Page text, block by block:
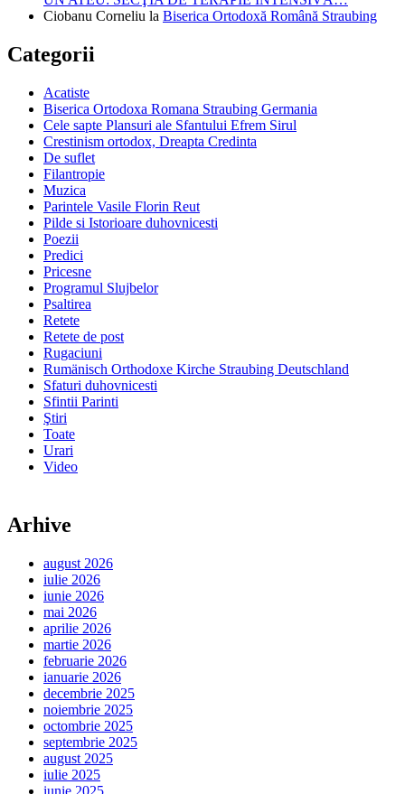
Ciobanu Corneliu la Biserica Ortodoxă Română Straubing
Categorii
Acatiste
Biserica Ortodoxa Romana Straubing Germania
Cele sapte Plansuri ale Sfantului Efrem Sirul
Crestinism ortodox, Dreapta Credinta
De suflet
Filantropie
Muzica
Parintele Vasile Florin Reut
Pilde si Istorioare duhovnicesti
Poezii
Predici
Pricesne
Programul Slujbelor
Psaltirea
Retete
Retete de post
Rugaciuni
Rumänisch Orthodoxe Kirche Straubing Deutschland
Sfaturi duhovnicesti
Sfintii Parinti
Ştiri
Toate
Urari
Video
Arhive
august 2026
iulie 2026
iunie 2026
mai 2026
aprilie 2026
martie 2026
februarie 2026
ianuarie 2026
decembrie 2025
noiembrie 2025
octombrie 2025
septembrie 2025
august 2025
iulie 2025
iunie 2025